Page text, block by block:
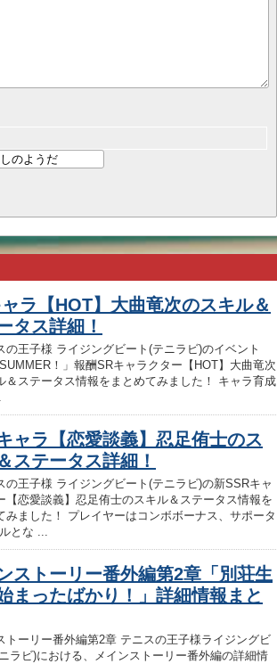
ラ【HOT】大曲竜次のスキル＆
タス詳細！
の王子様 ライジングビート(テニラビ)のイベント
SUMMER！」報酬SRキャラクター【HOT】大曲竜次
＆ステータス情報をまとめてみました！ キャラ育成
ャラ【恋愛談義】忍足侑士のス
ステータス詳細！
の王子様 ライジングビート(テニラビ)の新SSRキャ
【恋愛談義】忍足侑士のスキル＆ステータス情報を
みました！ プレイヤーはコンボボーナス、サポータ
とな ...
ストーリー番外編第2章「別荘生
まったばかり！」詳細情報まと
トーリー番外編第2章 テニスの王子様ライジングビ
ラビ)における、メインストーリー番外編の詳細情